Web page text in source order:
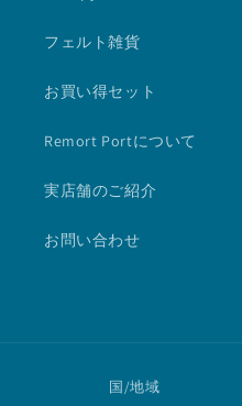
フェルト雑貨
お買い得セット
Remort Portについて
実店舗のご紹介
お問い合わせ
国/地域